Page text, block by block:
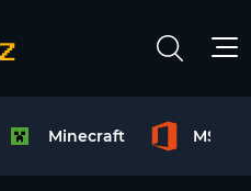
Minecraft MS